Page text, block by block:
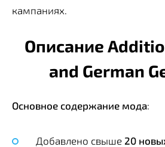
кампаниях.
Описание
and German
Основное содержание мода:
Добавлено свыше 20